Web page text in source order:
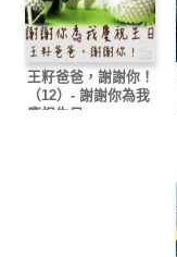
王籽爸爸，謝謝你！
（12）- 謝謝你為我
慶祝生日